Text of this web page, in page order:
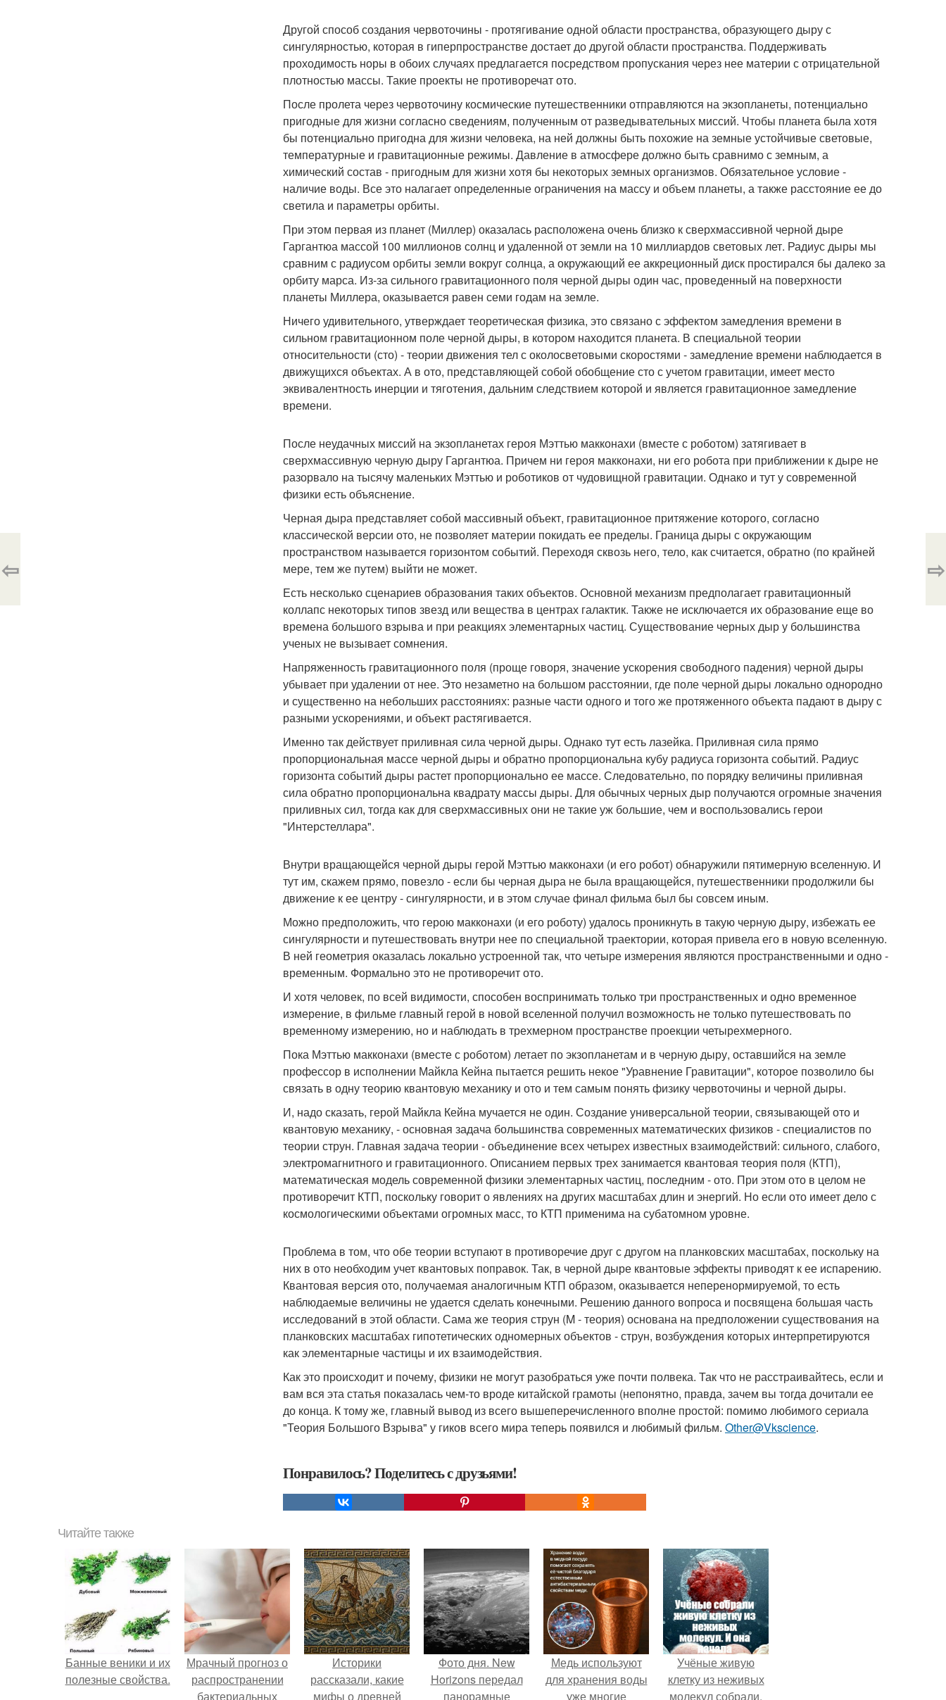
Другой способ создания червоточины - протягивание одной области пространства, образующего дыру с
сингулярностью, которая в гиперпространстве достает до другой области пространства. Поддерживать
проходимость норы в обоих случаях предлагается посредством пропускания через нее материи с отрицательной
плотностью массы. Такие проекты не противоречат ото.
После пролета через червоточину космические путешественники отправляются на экзопланеты, потенциально
пригодные для жизни согласно сведениям, полученным от разведывательных миссий. Чтобы планета была хотя
бы потенциально пригодна для жизни человека, на ней должны быть похожие на земные устойчивые световые,
температурные и гравитационные режимы. Давление в атмосфере должно быть сравнимо с земным, а
химический состав - пригодным для жизни хотя бы некоторых земных организмов. Обязательное условие -
наличие воды. Все это налагает определенные ограничения на массу и объем планеты, а также расстояние ее до
светила и параметры орбиты.
При этом первая из планет (Миллер) оказалась расположена очень близко к сверхмассивной черной дыре
Гаргантюа массой 100 миллионов солнц и удаленной от земли на 10 миллиардов световых лет. Радиус дыры мы
сравним с радиусом орбиты земли вокруг солнца, а окружающий ее аккреционный диск простирался бы далеко за
орбиту марса. Из-за сильного гравитационного поля черной дыры один час, проведенный на поверхности
планеты Миллера, оказывается равен семи годам на земле.
Ничего удивительного, утверждает теоретическая физика, это связано с эффектом замедления времени в
сильном гравитационном поле черной дыры, в котором находится планета. В специальной теории
относительности (сто) - теории движения тел с околосветовыми скоростями - замедление времени наблюдается в
движущихся объектах. А в ото, представляющей собой обобщение сто с учетом гравитации, имеет место
эквивалентность инерции и тяготения, дальним следствием которой и является гравитационное замедление
времени.
После неудачных миссий на экзопланетах героя Мэттью макконахи (вместе с роботом) затягивает в
сверхмассивную черную дыру Гаргантюа. Причем ни героя макконахи, ни его робота при приближении к дыре не
разорвало на тысячу маленьких Мэттью и роботиков от чудовищной гравитации. Однако и тут у современной
физики есть объяснение.
Черная дыра представляет собой массивный объект, гравитационное притяжение которого, согласно
классической версии ото, не позволяет материи покидать ее пределы. Граница дыры с окружающим
пространством называется горизонтом событий. Переходя сквозь него, тело, как считается, обратно (по крайней
мере, тем же путем) выйти не может.
Есть несколько сценариев образования таких объектов. Основной механизм предполагает гравитационный
коллапс некоторых типов звезд или вещества в центрах галактик. Также не исключается их образование еще во
времена большого взрыва и при реакциях элементарных частиц. Существование черных дыр у большинства
ученых не вызывает сомнения.
Напряженность гравитационного поля (проще говоря, значение ускорения свободного падения) черной дыры
убывает при удалении от нее. Это незаметно на большом расстоянии, где поле черной дыры локально однородно
и существенно на небольших расстояниях: разные части одного и того же протяженного объекта падают в дыру с
разными ускорениями, и объект растягивается.
Именно так действует приливная сила черной дыры. Однако тут есть лазейка. Приливная сила прямо
пропорциональная массе черной дыры и обратно пропорциональна кубу радиуса горизонта событий. Радиус
горизонта событий дыры растет пропорционально ее массе. Следовательно, по порядку величины приливная
сила обратно пропорциональна квадрату массы дыры. Для обычных черных дыр получаются огромные значения
приливных сил, тогда как для сверхмассивных они не такие уж большие, чем и воспользовались герои
"Интерстеллара".
Внутри вращающейся черной дыры герой Мэттью макконахи (и его робот) обнаружили пятимерную вселенную. И
тут им, скажем прямо, повезло - если бы черная дыра не была вращающейся, путешественники продолжили бы
движение к ее центру - сингулярности, и в этом случае финал фильма был бы совсем иным.
Можно предположить, что герою макконахи (и его роботу) удалось проникнуть в такую черную дыру, избежать ее
сингулярности и путешествовать внутри нее по специальной траектории, которая привела его в новую вселенную.
В ней геометрия оказалась локально устроенной так, что четыре измерения являются пространственными и одно -
временным. Формально это не противоречит ото.
И хотя человек, по всей видимости, способен воспринимать только три пространственных и одно временное
измерение, в фильме главный герой в новой вселенной получил возможность не только путешествовать по
временному измерению, но и наблюдать в трехмерном пространстве проекции четырехмерного.
Пока Мэттью макконахи (вместе с роботом) летает по экзопланетам и в черную дыру, оставшийся на земле
профессор в исполнении Майкла Кейна пытается решить некое "Уравнение Гравитации", которое позволило бы
связать в одну теорию квантовую механику и ото и тем самым понять физику червоточины и черной дыры.
И, надо сказать, герой Майкла Кейна мучается не один. Создание универсальной теории, связывающей ото и
квантовую механику, - основная задача большинства современных математических физиков - специалистов по
теории струн. Главная задача теории - объединение всех четырех известных взаимодействий: сильного, слабого,
электромагнитного и гравитационного. Описанием первых трех занимается квантовая теория поля (КТП),
математическая модель современной физики элементарных частиц, последним - ото. При этом ото в целом не
противоречит КТП, поскольку говорит о явлениях на других масштабах длин и энергий. Но если ото имеет дело с
космологическими объектами огромных масс, то КТП применима на субатомном уровне.
Проблема в том, что обе теории вступают в противоречие друг с другом на планковских масштабах, поскольку на
них в ото необходим учет квантовых поправок. Так, в черной дыре квантовые эффекты приводят к ее испарению.
Квантовая версия ото, получаемая аналогичным КТП образом, оказывается неперенормируемой, то есть
наблюдаемые величины не удается сделать конечными. Решению данного вопроса и посвящена большая часть
исследований в этой области. Сама же теория струн (M - теория) основана на предположении существования на
планковских масштабах гипотетических одномерных объектов - струн, возбуждения которых интерпретируются
как элементарные частицы и их взаимодействия.
Как это происходит и почему, физики не могут разобраться уже почти полвека. Так что не расстраивайтесь, если и
вам вся эта статья показалась чем-то вроде китайской грамоты (непонятно, правда, зачем вы тогда дочитали ее
до конца. К тому же, главный вывод из всего вышеперечисленного вполне простой: помимо любимого сериала
"Теория Большого Взрыва" у гиков всего мира теперь появился и любимый фильм. Other@Vkscience.
Понравилось? Поделитесь с друзьями!
⇦ ⇨
Читайте также
Банные веники и их
полезные свойства.
Мрачный прогноз о
распространении
бактериальных
Историки
рассказали, какие
мифы о древней
Фото дня. New
Horizons передал
панорамные
Медь используют
для хранения воды
уже многие
Учёные живую
клетку из неживых
молекул собрали.